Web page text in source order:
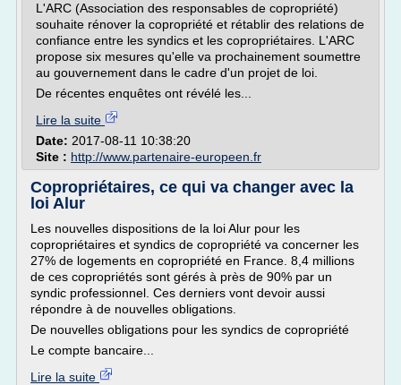
L'ARC (Association des responsables de copropriété)
souhaite rénover la copropriété et rétablir des relations de
confiance entre les syndics et les copropriétaires. L'ARC
propose six mesures qu'elle va prochainement soumettre
au gouvernement dans le cadre d'un projet de loi.
De récentes enquêtes ont révélé les...
Lire la suite
Date: 2017-08-11 10:38:20
Site : http://www.partenaire-europeen.fr
Copropriétaires, ce qui va changer avec la
loi Alur
Les nouvelles dispositions de la loi Alur pour les
copropriétaires et syndics de copropriété va concerner les
27% de logements en copropriété en France. 8,4 millions
de ces copropriétés sont gérés à près de 90% par un
syndic professionnel. Ces derniers vont devoir aussi
répondre à de nouvelles obligations.
De nouvelles obligations pour les syndics de copropriété
Le compte bancaire...
Lire la suite